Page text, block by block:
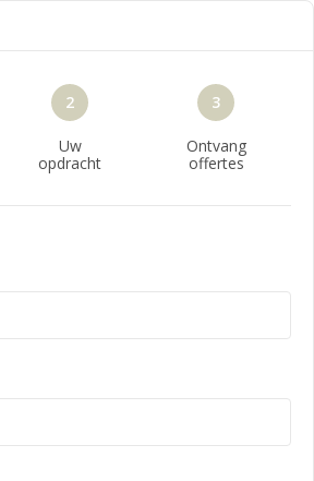
2
Uw
opdracht
3
Ontvang
offertes